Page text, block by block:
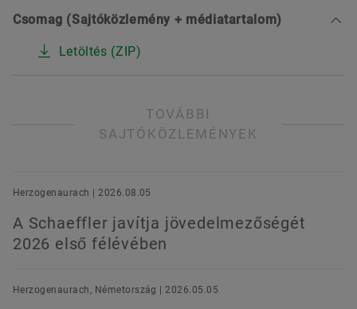
Csomag (Sajtóközlemény + médiatartalom)
Letöltés (ZIP)
TOVÁBBI
SAJTÓKÖZLEMÉNYEK
Herzogenaurach | 2026.08.05
A Schaeffler javítja jövedelmezőségét
2026 első félévében
Herzogenaurach, Németország | 2026.05.05